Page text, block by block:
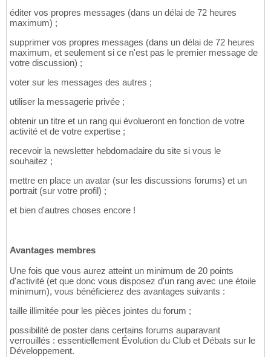
éditer vos propres messages (dans un délai de 72 heures
maximum) ;
supprimer vos propres messages (dans un délai de 72 heures
maximum, et seulement si ce n'est pas le premier message de
votre discussion) ;
voter sur les messages des autres ;
utiliser la messagerie privée ;
obtenir un titre et un rang qui évolueront en fonction de votre
activité et de votre expertise ;
recevoir la newsletter hebdomadaire du site si vous le
souhaitez ;
mettre en place un avatar (sur les discussions forums) et un
portrait (sur votre profil) ;
et bien d'autres choses encore !
Avantages membres
Une fois que vous aurez atteint un minimum de 20 points
d'activité (et que donc vous disposez d'un rang avec une étoile
minimum), vous bénéficierez des avantages suivants :
taille illimitée pour les pièces jointes du forum ;
possibilité de poster dans certains forums auparavant
verrouillés : essentiellement Évolution du Club et Débats sur le
Développement.